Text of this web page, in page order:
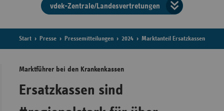
vdek-Zentrale/Landesvertretungen
der
Start Presse Pressemitteilungen 2024 Marktanteil Ersatzkassen
Marktführer bei den Krankenkassen
Ersatzkassen sind